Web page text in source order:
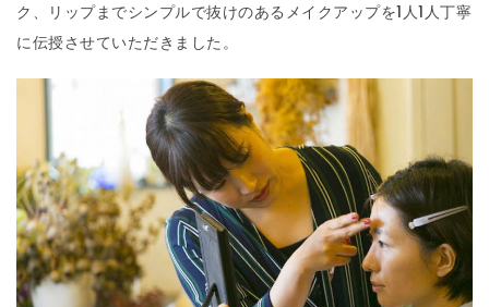
ク、リップまでシンプルで抜けのあるメイクアップを1人1人丁寧
に伝授させていただきました。